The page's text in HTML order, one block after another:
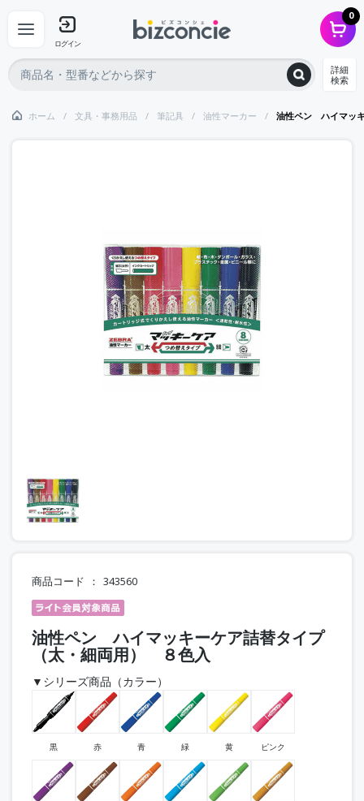
ログイン
0
詳細
検索
ホーム 文具・事務用品 筆記具 油性マーカー 油性ペン ハイマッ
商品コード 343560
油性ペン ハイマッキーケア詰替タイプ
（太・細両用） ８色入
▼シリーズ商品（カラー）
黒 赤 青 緑 黄 ピンク